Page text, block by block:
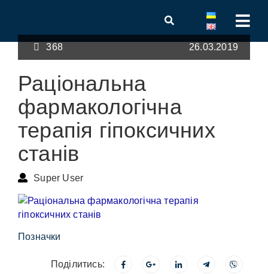
368 26.03.2019
Раціональна
фармакологічна
терапія гіпоксичних
станів
Super User
Позначки
Поділитись: